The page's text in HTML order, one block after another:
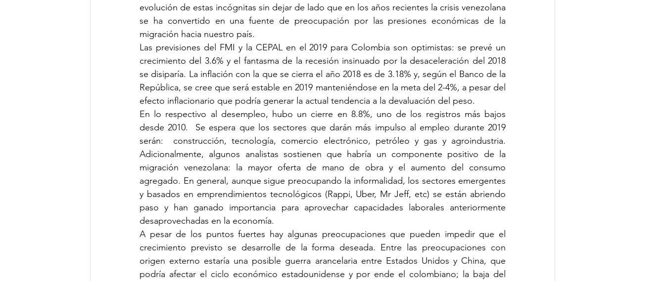
evolución de estas incógnitas sin dejar de lado que en los años recientes la crisis venezolana
se ha convertido en una fuente de preocupación por las presiones económicas de la
migración hacia nuestro país.
Las previsiones del FMI y la CEPAL en el 2019 para Colombia son optimistas: se prevé un
crecimiento del 3.6% y el fantasma de la recesión insinuado por la desaceleración del 2018
se disiparía. La inflación con la que se cierra el año 2018 es de 3.18% y, según el Banco de la
República, se cree que será estable en 2019 manteniéndose en la meta del 2-4%, a pesar del
efecto inflacionario que podría generar la actual tendencia a la devaluación del peso.
En lo respectivo al desempleo, hubo un cierre en 8.8%, uno de los registros más bajos
desde 2010.  Se espera que los sectores que darán más impulso al empleo durante 2019
serán:  construcción, tecnología, comercio electrónico, petróleo y gas y agroindustria.
Adicionalmente, algunos analistas sostienen que habría un componente positivo de la
migración venezolana: la mayor oferta de mano de obra y el aumento del consumo
agregado. En general, aunque sigue preocupando la informalidad, los sectores emergentes
y basados en emprendimientos tecnológicos (Rappi, Uber, Mr Jeff, etc) se están abriendo
paso y han ganado importancia para aprovechar capacidades laborales anteriormente
desaprovechadas en la economía.
A pesar de los puntos fuertes hay algunas preocupaciones que pueden impedir que el
crecimiento previsto se desarrolle de la forma deseada. Entre las preocupaciones con
origen externo estaría una posible guerra arancelaria entre Estados Unidos y China, que
podría afectar el ciclo económico estadounidense y por ende el colombiano; la baja del